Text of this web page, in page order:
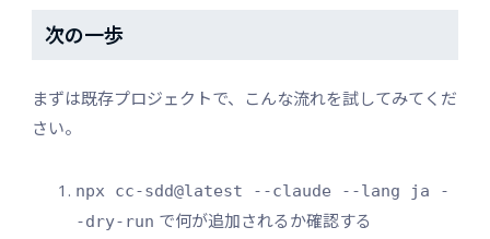
次の一歩
まずは既存プロジェクトで、こんな流れを試してみてくだ
さい。
npx cc-sdd@latest --claude --lang ja -
-dry-run で何が追加されるか確認する